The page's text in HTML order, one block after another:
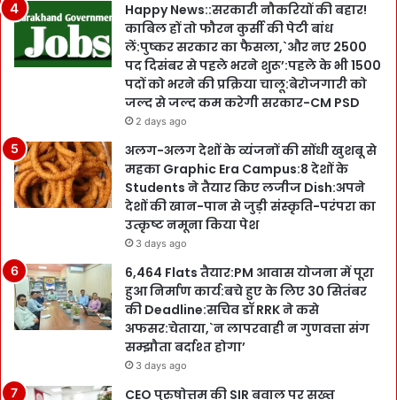
Happy News::सरकारी नौकरियों की बहार!
काबिल हों तो फौरन कुर्सी की पेटी बांध
लें:पुष्कर सरकार का फैसला,`और नए 2500
पद दिसंबर से पहले भरने शुरू’:पहले के भी 1500
पदों को भरने की प्रक्रिया चालू:बेरोजगारी को
जल्द से जल्द कम करेगी सरकार-CM PSD
2 days ago
अलग-अलग देशों के व्यंजनों की सोंधी खुशबू से
महका Graphic Era Campus:8 देशों के
Students ने तैयार किए लजीज Dish:अपने
देशों की खान-पान से जुड़ी संस्कृति-परंपरा का
उत्कृष्ट नमूना किया पेश
3 days ago
6,464 Flats तैयार:PM आवास योजना में पूरा
हुआ निर्माण कार्य:बचे हुए के लिए 30 सितंबर
की Deadline:सचिव डॉ RRK ने कसे
अफसर:चेताया,`न लापरवाही न गुणवत्ता संग
सम्झौता बर्दाश्त होगा’
3 days ago
CEO पुरुषोत्तम की SIR बवाल पर सख्त